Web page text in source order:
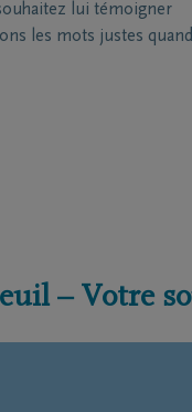
lui témoigner
les mots justes quand
– Votre